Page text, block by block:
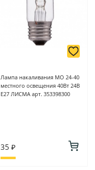
Лампа накаливания МО 24-40
местного освещения 40Вт 24В
Е27 ЛИСМА арт. 353398300
35 ₽